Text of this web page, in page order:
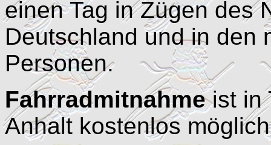
einen Tag in Zügen des
Deutschland und in den
Personen.
Fahrradmitnahmeist in
Anhalt kostenlos